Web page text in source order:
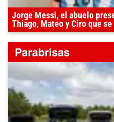
Jorge Messi, el abuelo
Thiago, Mateo y Ciro que